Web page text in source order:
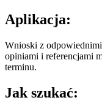
Aplikacja:
Wnioski z
opiniami i referencjami
terminu.
Jak szukać: